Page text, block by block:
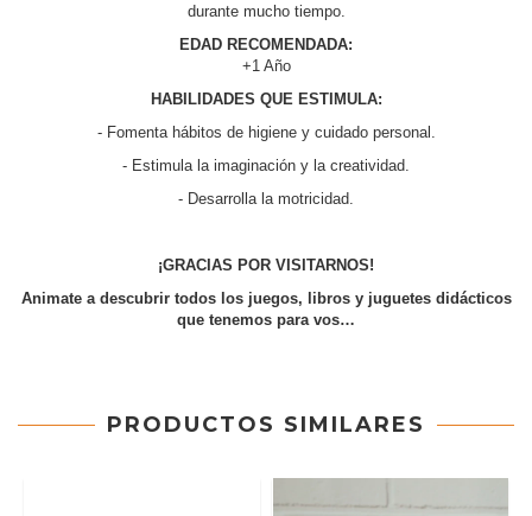
durante mucho tiempo.
EDAD RECOMENDADA:
+1 Año
HABILIDADES QUE ESTIMULA:
- Fomenta hábitos de higiene y cuidado personal.
- Estimula la imaginación y la creatividad.
- Desarrolla la motricidad.
¡GRACIAS POR VISITARNOS!
Animate a descubrir todos los juegos, libros y juguetes didácticos
que tenemos para vos…
PRODUCTOS SIMILARES